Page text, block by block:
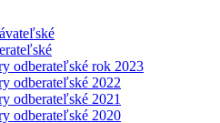
odberateľské rok 2023
odberateľské 2022
odberateľské 2021
odberateľské 2020